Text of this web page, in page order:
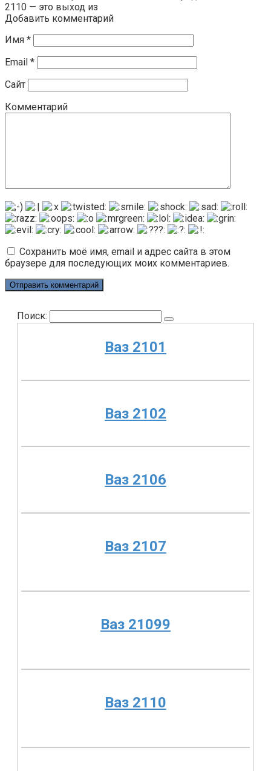
2110 — это выход из
Добавить комментарий
Имя *
Email *
Сайт
Комментарий
Сохранить моё имя, email и адрес сайта в этом
браузере для последующих моих комментариев.
Поиск:
Ваз 2101
Ваз 2102
Ваз 2106
Ваз 2107
Ваз 21099
Ваз 2110